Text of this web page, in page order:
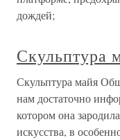
дождей;
Скульптура
Скульптура майя
нам достаточно
котором она
искусства, в